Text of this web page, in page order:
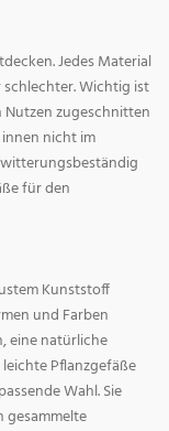
Jedes Material
Wichtig ist
zugeschnitten
nicht im
für den
Kunststoff
und Farben
eine natürliche
Pflanzgefäße
Wahl. Sie
gesammelte